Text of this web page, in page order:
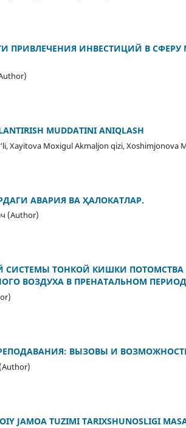
ПРИВЛЕЧЕНИЯ ИНВЕСТИЦИЙ В
MUDDATINI ANIQLASH
Xayitova Moxigul Akmaljon qizi, Xoshimjonova
АВАРИЯ ВА ҲАЛОКАТЛАР.
(Author)
ТОНКОЙ КИШКИ ПОТОМСТВА
ВОЗДУХА В ПРЕНАТАЛЬНОМ
ВЫЗОВЫ И
JAMOA TUZIMI TARIXSHUNOSLIGI